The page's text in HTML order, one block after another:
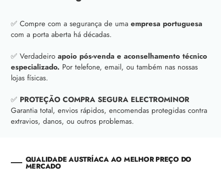
✅ Compre com a segurança de uma empresa portuguesa
com a porta aberta há décadas.
✅ Verdadeiro apoio pós-venda e aconselhamento técnico
especializado. Por telefone, email, ou também nas nossas
lojas físicas.
✅ PROTEÇÃO COMPRA SEGURA ELECTROMINOR
Garantia total, envios rápidos, encomendas protegidas contra
extravios, danos, ou outros problemas.
QUALIDADE AUSTRÍACA AO MELHOR PREÇO DO
MERCADO